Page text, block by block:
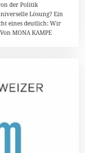
der Politik
Lösung? Ein
eines deutlich: Wir
MONA KAMPE